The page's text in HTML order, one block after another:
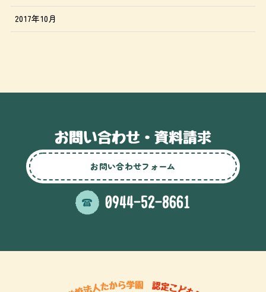
2017年10月
お問い合わせフォーム